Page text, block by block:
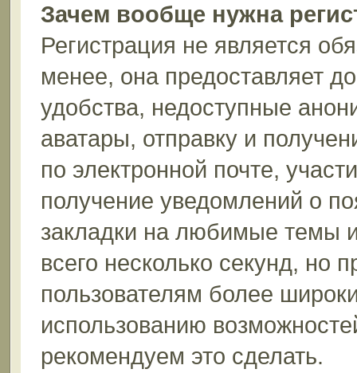
Зачем вообще нужна
Регистрация не является
менее, она предоставляет
удобства, недоступные
аватары, отправку и
по электронной почте,
получение уведомлений о
закладки на любимые темы
всего несколько секунд, но
пользователям более
использованию
рекомендуем это сделать.